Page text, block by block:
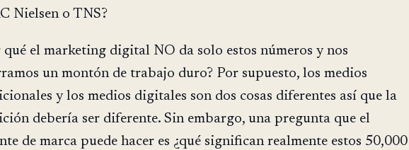
Nielsen o TNS?
qué el marketing digital NO da solo estos números y nos
un montón de trabajo duro? Por supuesto, los medios
y los medios digitales son dos cosas diferentes así que la
debería ser diferente. Sin embargo, una pregunta que el
de marca puede hacer es ¿qué significan realmente estos 50,000